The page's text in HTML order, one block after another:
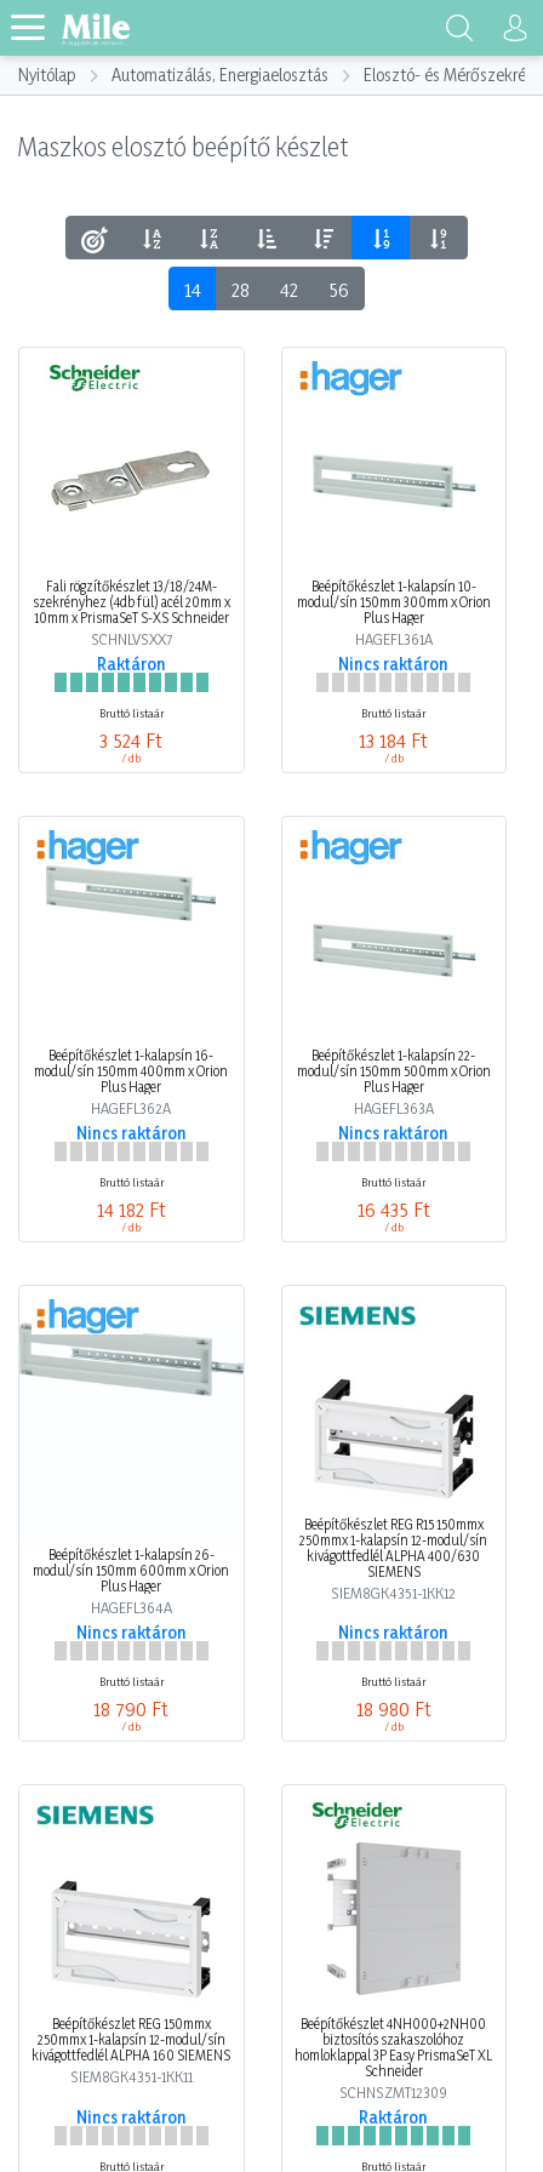
Nyitólap Automatizálás, Energiaelosztás Elosztó- és Mérőszekrény
Maszkos elosztó beépítő készlet
14 28 42 56
Fali rögzítőkészlet 13/18/24M-
szekrényhez (4db fül) acél 20mm x
10mm x PrismaSeT S-XS Schneider
SCHNLVSXX7
Raktáron
Bruttó listaár
3 524 Ft
/ db
Beépítőkészlet 1-kalapsín 10-
modul/sín 150mm 300mm x Orion
Plus Hager
HAGEFL361A
Nincs raktáron
Bruttó listaár
13 184 Ft
/ db
Beépítőkészlet 1-kalapsín 16-
modul/sín 150mm 400mm x Orion
Plus Hager
HAGEFL362A
Nincs raktáron
Bruttó listaár
14 182 Ft
/ db
Beépítőkészlet 1-kalapsín 22-
modul/sín 150mm 500mm x Orion
Plus Hager
HAGEFL363A
Nincs raktáron
Bruttó listaár
16 435 Ft
/ db
Beépítőkészlet 1-kalapsín 26-
modul/sín 150mm 600mm x Orion
Plus Hager
HAGEFL364A
Nincs raktáron
Bruttó listaár
18 790 Ft
/ db
Beépítőkészlet REG R15 150mmx
250mmx 1-kalapsín 12-modul/sín
kivágottfedlél ALPHA 400/630
SIEMENS
SIEM8GK4351-1KK12
Nincs raktáron
Bruttó listaár
18 980 Ft
/ db
Beépítőkészlet REG 150mmx
250mmx 1-kalapsín 12-modul/sín
kivágottfedlél ALPHA 160 SIEMENS
SIEM8GK4351-1KK11
Nincs raktáron
Bruttó listaár
Beépítőkészlet 4NH000+2NH00
biztosítós szakaszolóhoz
homloklappal 3P Easy PrismaSeT XL
Schneider
SCHNSZMT12309
Raktáron
Bruttó listaár